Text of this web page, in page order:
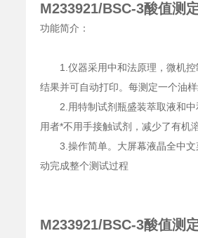
M233921/BSC-3酸值测
功能简介：
1.仪器采用中和法原理，微机控
结果并可自动打印。每测定一个油
2.用特制试剂瓶盛装萃取液和中
用者*不用手接触试剂，减少了有机
3.操作简单。大屏幕液晶全中文
动完成整个测试过程
M233921/BSC-3酸值测